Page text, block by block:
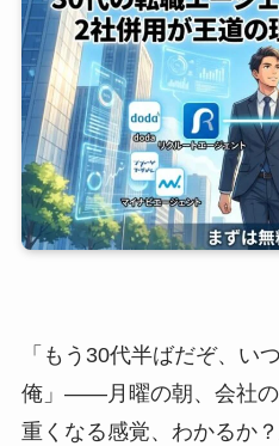
「もう30代半ばだぞ、い
俺」――月曜の朝、会社
重くなる感覚、わかるか